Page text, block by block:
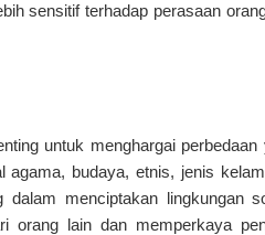
sensitif terhadap perasaan
untuk menghargai
budaya, etnis, jenis
menciptakan lingkungan
orang lain dan memperkaya